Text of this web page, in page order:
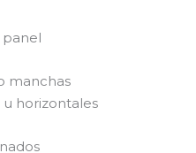
panel
manchas
u horizontales